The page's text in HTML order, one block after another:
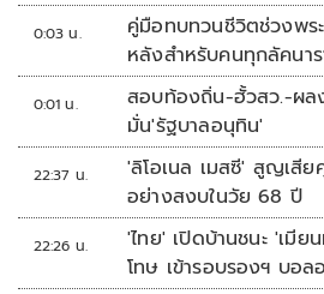
0:03 น.
คู่มือทบทวนชีวิตช่วงพร
หลังสำหรับคนทุกลัคนา
0:01 น.
สอบท้องถิ่น-ฮั้วสว.-ผล
มั่น'รัฐบาลอนุทิน'
22:37 น.
'ลิโอเนล เมสซี' สูญเสี
อย่างสงบในวัย 68 ปี
22:26 น.
'ไทย' เปิดบ้านชนะ 'เมี
โทษ เข้ารอบรองฯ บอ